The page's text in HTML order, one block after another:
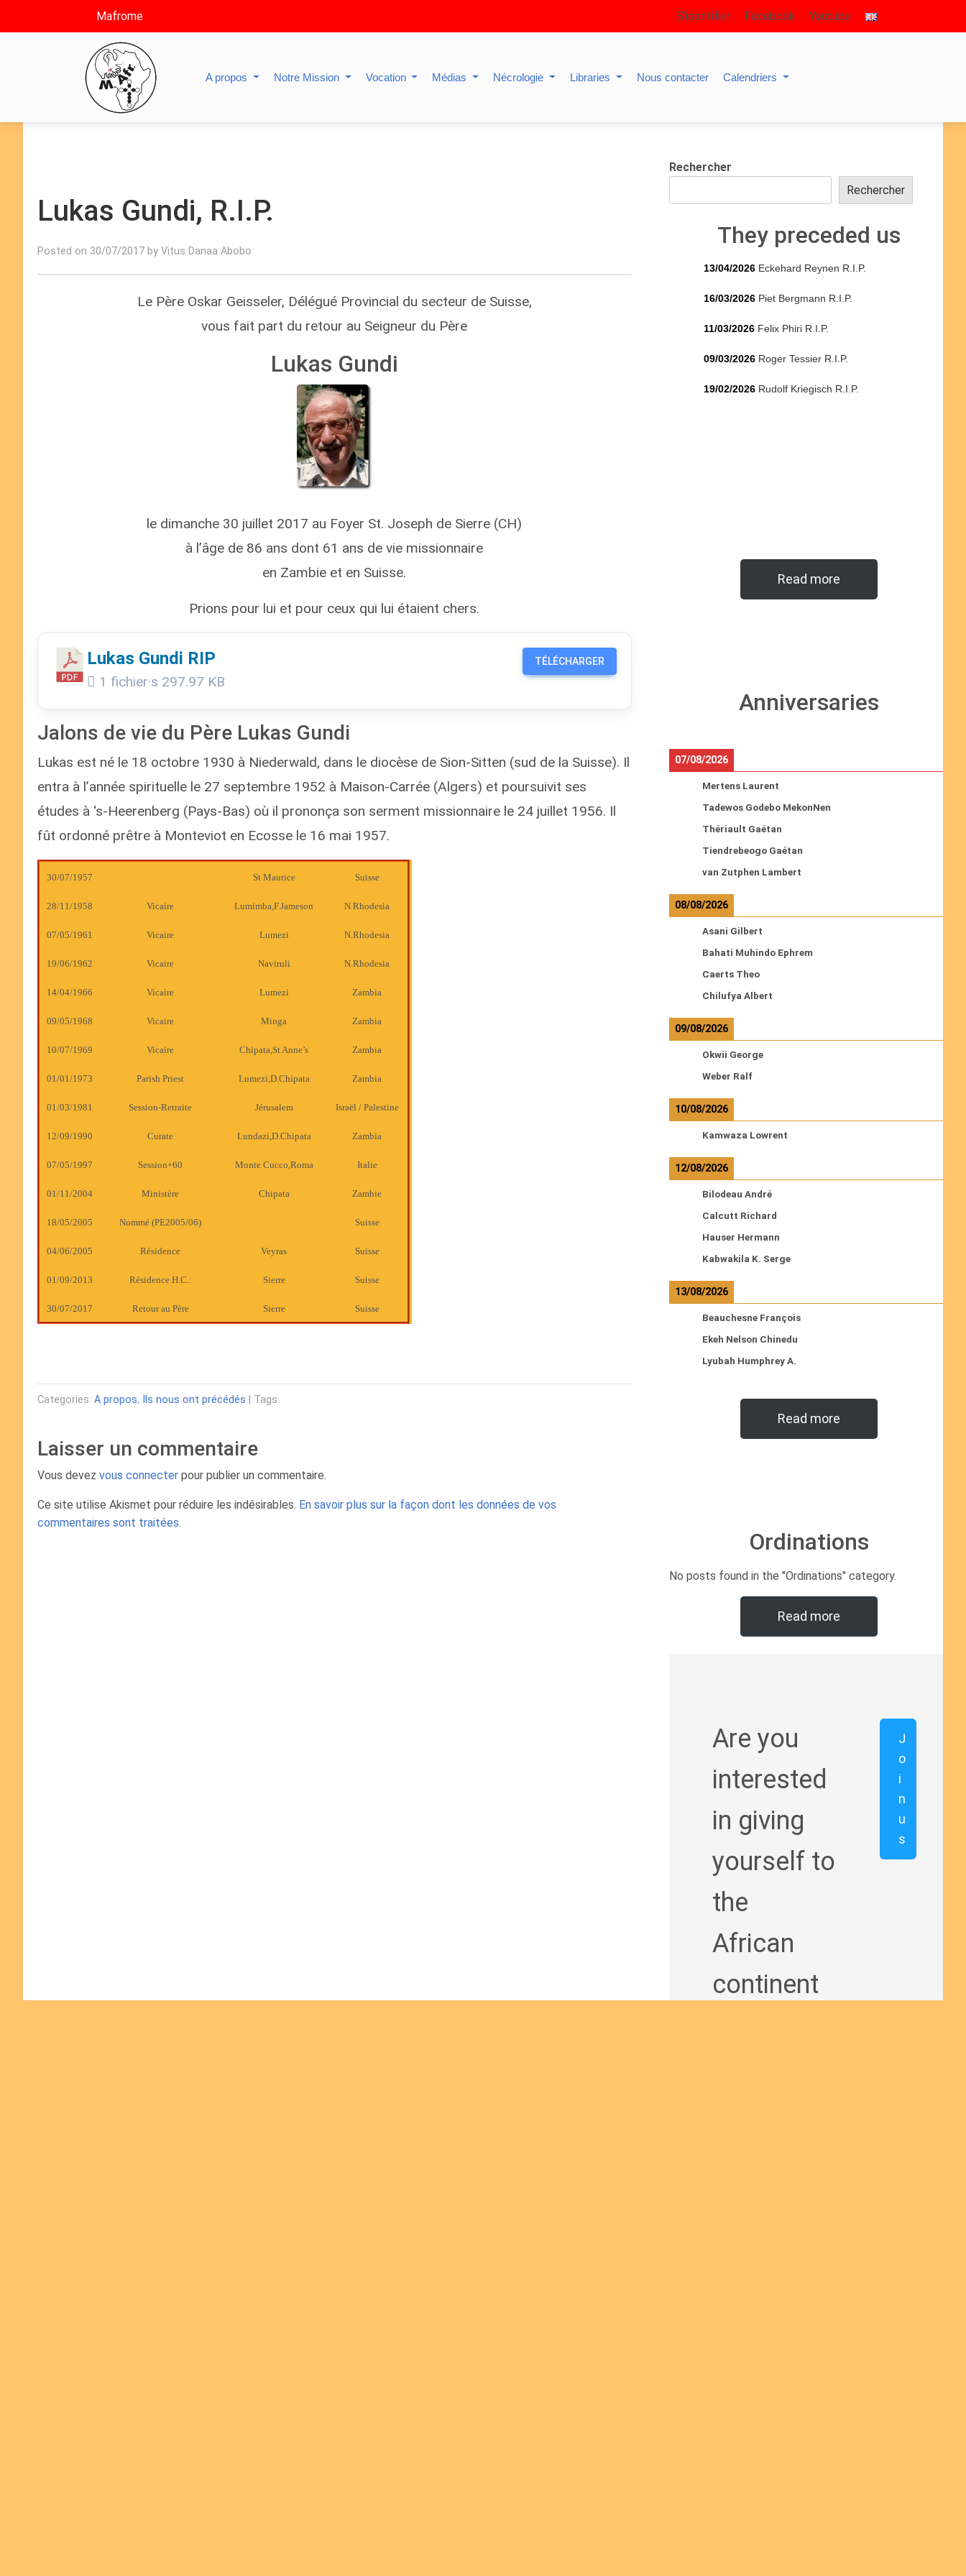
Mafrome S’identifier Facebook Youtube
A propos Notre Mission Vocation Médias Nécrologie Libraries Nous contacter Calendriers
Lukas Gundi, R.I.P.
Posted on 30/07/2017 by Vitus Danaa Abobo
Le Père Oskar Geisseler, Délégué Provincial du secteur de Suisse,
vous fait part du retour au Seigneur du Père
Lukas Gundi
le dimanche 30 juillet 2017 au Foyer St. Joseph de Sierre (CH)
à l’âge de 86 ans dont 61 ans de vie missionnaire
en Zambie et en Suisse.
Prions pour lui et pour ceux qui lui étaient chers.
Lukas Gundi RIP
1 fichier·s 297.97 KB
TÉLÉCHARGER
Jalons de vie du Père Lukas Gundi
Lukas est né le 18 octobre 1930 à Niederwald, dans le diocèse de Sion-Sitten (sud de la Suisse). Il
entra à l’année spirituelle le 27 septembre 1952 à Maison-Carrée (Algers) et poursuivit ses
études à ‘s-Heerenberg (Pays-Bas) où il prononça son serment missionnaire le 24 juillet 1956. Il
fût ordonné prêtre à Monteviot en Ecosse le 16 mai 1957.
30/07/1957 St Maurice Suisse
28/11/1958 Vicaire Lumimba,F.Jameson N.Rhodesia
07/05/1961 Vicaire Lumezi N.Rhodesia
19/06/1962 Vicaire Naviruli N.Rhodesia
14/04/1966 Vicaire Lumezi Zambia
09/05/1968 Vicaire Minga Zambia
10/07/1969 Vicaire Chipata,St Anne’s Zambia
01/01/1973 Parish Priest Lumezi,D.Chipata Zambia
01/03/1981 Session-Retraite Jérusalem Israël / Palestine
12/09/1990 Curate Lundazi,D.Chipata Zambia
07/05/1997 Session+60 Monte Cucco,Roma Italie
01/11/2004 Ministère Chipata Zambie
18/05/2005 Nommé (PE2005/06) Suisse
04/06/2005 Résidence Veyras Suisse
01/09/2013 Résidence H.C.: Sierre Suisse
30/07/2017 Retour au Père Sierre Suisse
Categories: A propos, Ils nous ont précédés | Tags:
Laisser un commentaire
Vous devez vous connecter pour publier un commentaire.
Ce site utilise Akismet pour réduire les indésirables. En savoir plus sur la façon dont les données de vos
commentaires sont traitées.
Rechercher
Rechercher
They preceded us
13/04/2026 Eckehard Reynen R.I.P.
16/03/2026 Piet Bergmann R.I.P.
11/03/2026 Felix Phiri R.I.P.
09/03/2026 Roger Tessier R.I.P.
19/02/2026 Rudolf Kriegisch R.I.P.
Read more
Anniversaries
07/08/2026
Mertens Laurent
Tadewos Godebo MekonNen
Thériault Gaétan
Tiendrebeogo Gaétan
van Zutphen Lambert
08/08/2026
Asani Gilbert
Bahati Muhindo Ephrem
Caerts Theo
Chilufya Albert
09/08/2026
Okwii George
Weber Ralf
10/08/2026
Kamwaza Lowrent
12/08/2026
Bilodeau André
Calcutt Richard
Hauser Hermann
Kabwakila K. Serge
13/08/2026
Beauchesne François
Ekeh Nelson Chinedu
Lyubah Humphrey A.
Read more
Ordinations
No posts found in the "Ordinations" category.
Read more
Are you
interested
in giving
yourself to
the
African
continent
J
o
i
n
u
s